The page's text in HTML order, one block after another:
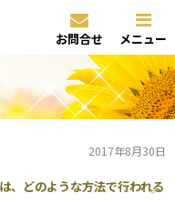
メニュー
お問合せ
2017年8月30日
、どのような方法で行われる